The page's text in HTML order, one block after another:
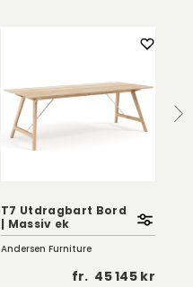
T7 Utdragbart Bord
| Massiv ek
Andersen Furniture
fr. 45 145 kr